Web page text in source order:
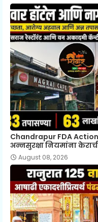
Chandrapur FDA
अन्नसुरक्षा नियमांना
August 08, 2026